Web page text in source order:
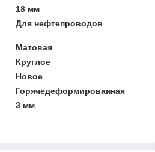
18 мм
Для нефтепроводов
Матовая
Круглое
Новое
Горячедеформированная
3 мм